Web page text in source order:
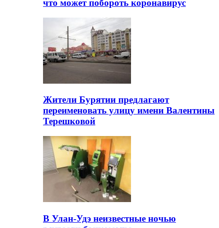
что может побороть коронавирус
Жители Бурятии предлагают
переименовать улицу имени Валентины
Терешковой
В Улан-Удэ неизвестные ночью